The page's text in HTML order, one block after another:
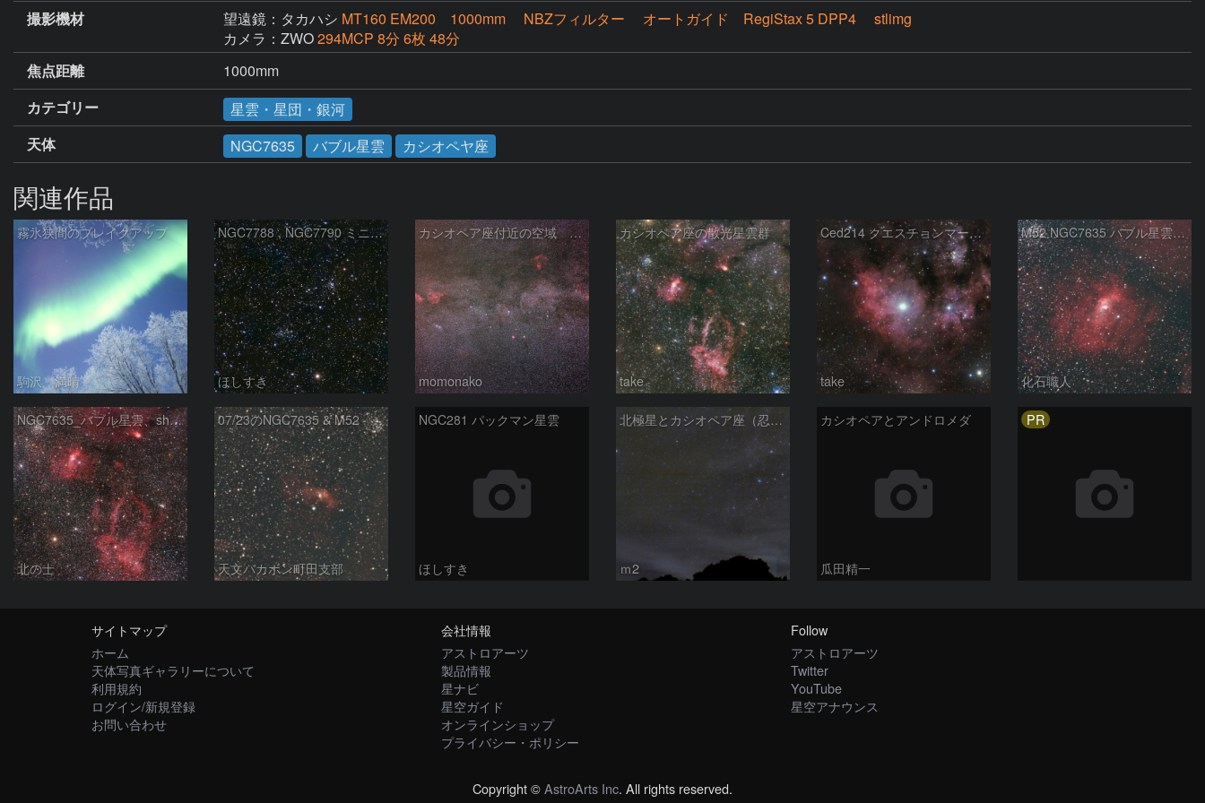
撮影機材 望遠鏡：タカハシ MT160 EM200 1000mm NBZフィルター オートガイド RegiStax 5 DPP4 stlimg
カメラ：ZWO294MCP 8分 6枚 48分
焦点距離
1000mm
カテゴリー
星雲・星団・銀河
天体
NGC7635 バブル星雲 カシオペヤ座
関連作品
霧氷狭間のブレイクアップ
駒沢 満晴
NGC7788 , NGC7790 ミニ二重星団
ほしすき
カシオペア座付近の空域 260720
momonako
カシオペア座の散光星雲群
take
Ced214 クエスチョンマーク星雲の“心臓部”
take
M52 NGC7635 バブル星雲 Sh2-159 カシオペア座
化石職人
NGC7635_バブル星雲、sh2-157_くわがた星雲
北の士
07/23のNGC7635 & M52
天文バカボン町田支部
NGC281 パックマン星雲
ほしすき
北極星とカシオペア座（忍び寄る秋）
ｍ2
カシオペアとアンドロメダ
瓜田精一
PR
サイトマップ
ホーム
天体写真ギャラリーについて
利用規約
ログイン/新規登録
お問い合わせ
会社情報
アストロアーツ
製品情報
星ナビ
星空ガイド
オンラインショップ
プライバシー・ポリシー
Follow
アストロアーツ
Twitter
YouTube
星空アナウンス
Copyright ©AstroArts Inc. All rights reserved.